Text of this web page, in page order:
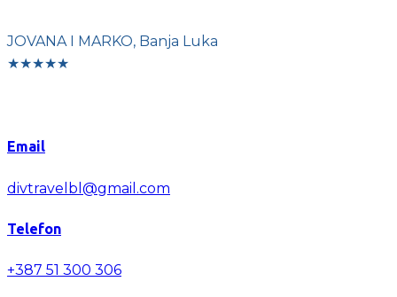
JOVANA I MARKO, Banja Luka
★★★★★
Email
divtravelbl@gmail.com
Telefon
+387 51 300 306